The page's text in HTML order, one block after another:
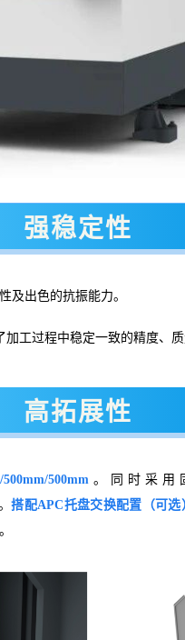
强稳定性
及出色的抗振能力。
加工过程中稳定一致的精度、质
高拓展性
500mm/500mm。同时采用
搭配APC托盘交换配置（可选